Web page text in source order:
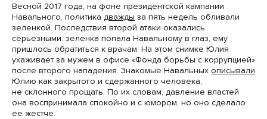
Весной 2017 года, на фоне президентской кампании
Навального, политика дважды за пять недель обливали
зеленкой. Последствия второй атаки оказались
серьезными: зеленка попала Навальному в глаз, ему
пришлось обратиться к врачам. На этом снимке Юлия
ухаживает за мужем в офисе «Фонда борьбы с коррупцией»
после второго нападения. Знакомые Навальных описывали
Юлию как закрытого и сдержанного человека,
не склонного прощать. По их словам, давление властей
она воспринимала спокойно и с юмором, но оно сделало
ее жестче.